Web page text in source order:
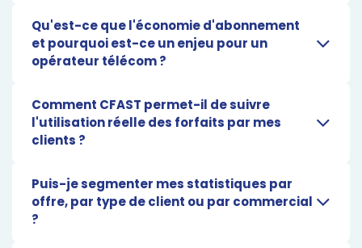
Qu'est-ce que l'économie d'abonnement
et pourquoi est-ce un enjeu pour un
opérateur télécom ?
Comment CFAST permet-il de suivre
l'utilisation réelle des forfaits par mes
clients ?
Puis-je segmenter mes statistiques par
offre, par type de client ou par commercial
?